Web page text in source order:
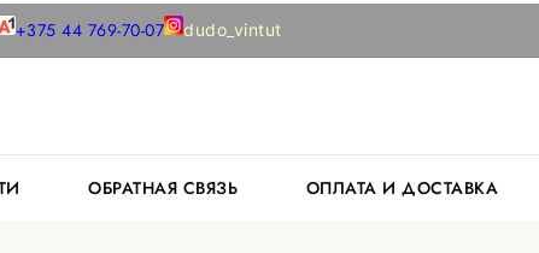
+375 44 769-70-07 dudo_vintut
ОБРАТНАЯ СВЯЗЬ ОПЛАТА И ДОСТАВКА